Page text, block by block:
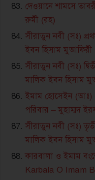
দেওয়ানে শামসে
রুমী (রহ)
সীরাতুন নবী (সঃ)
ইবন হিসাম মুআফিরী
সীরাতুন নবী (সঃ)
মালিক ইবন হিসাম
ইমাম হোসেইন (আঃ)
পরিবার – মুহাম্মদ
সীরাতুন নবী (সঃ)
মালিক ইবন হিসাম
কারবালা ও ইমাম
Karbala O Imam